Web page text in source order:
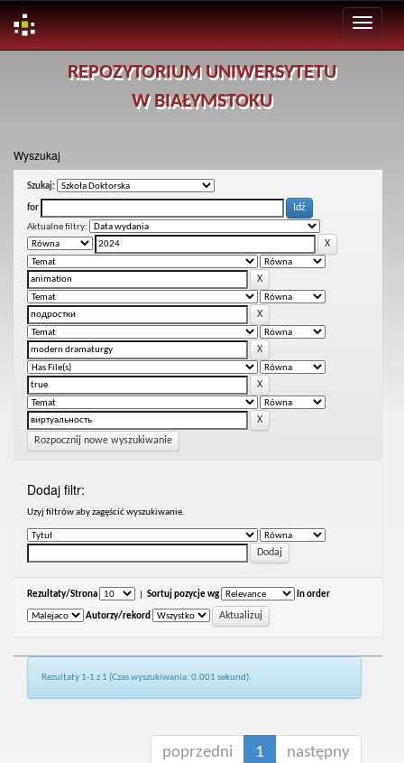
REPOZYTORIUM UNIWERSYTETU
W BIAŁYMSTOKU
Wyszukaj
Szukaj:
for
Aktualne filtry:
Rozpocznij nowe wyszukiwanie
Dodaj filtr:
Uzyj filtrów aby zagęścić wyszukiwanie.
Rezultaty/Strona Sortuj pozycje wg In order
Autorzy/rekord
Rezultaty 1-1 z 1 (Czas wyszukiwania: 0.001 sekund).
poprzedni 1 następny